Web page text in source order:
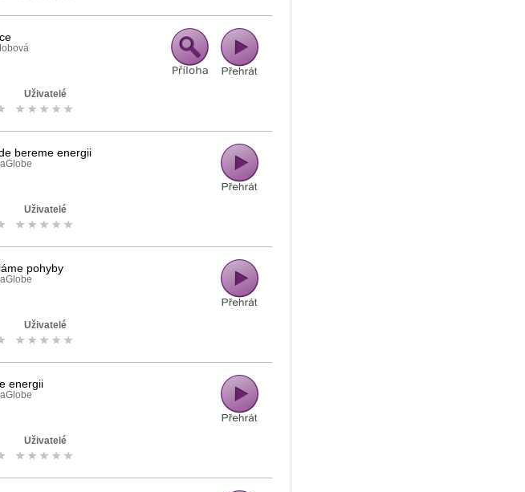
Uživatelé
bereme energii
Uživatelé
pohyby
Uživatelé
energii
Uživatelé